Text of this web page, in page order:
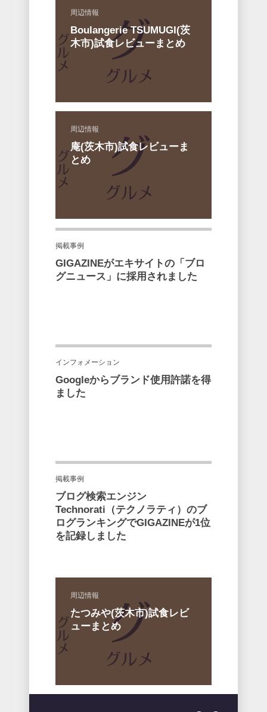
周辺情報
Boulangerie TSUMUGI(茨
木市)試食レビューまとめ
周辺情報
庵(茨木市)試食レビューま
とめ
掲載事例
GIGAZINEがエキサイトの「ブロ
グニュース」に採用されました
インフォメーション
Googleからブランド使用許諾を得
ました
掲載事例
ブログ検索エンジン
Technorati（テクノラティ）のブ
ログランキングでGIGAZINEが1位
を記録しました
周辺情報
たつみや(茨木市)試食レビ
ューまとめ